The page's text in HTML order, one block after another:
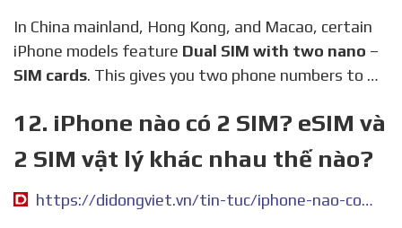
In China mainland, Hong Kong, and Macao, certain
iPhone models feature Dual SIM with two nano –
SIM cards. This gives you two phone numbers to …
12. iPhone nào có 2 SIM? eSIM và
2 SIM vật lý khác nhau thế nào?
https://didongviet.vn/tin-tuc/iphone-nao-co-2-sim/